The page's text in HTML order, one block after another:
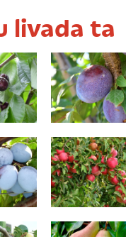
livada ta
Valor
Idared